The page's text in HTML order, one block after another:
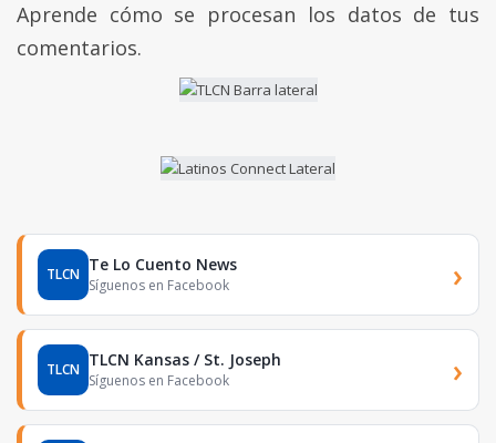
Aprende cómo se procesan los datos de tus
comentarios.
TLCN Te Lo Cuento News
Síguenos en Facebook ›
TLCN TLCN Kansas / St. Joseph
Síguenos en Facebook ›